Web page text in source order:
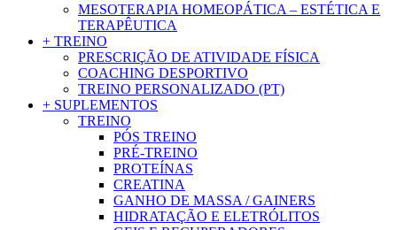
MESOTERAPIA HOMEOPÁTICA – ESTÉTICA E
TERAPÊUTICA
+ TREINO
PRESCRIÇÃO DE ATIVIDADE FÍSICA
COACHING DESPORTIVO
TREINO PERSONALIZADO (PT)
+ SUPLEMENTOS
TREINO
PÓS TREINO
PRÉ-TREINO
PROTEÍNAS
CREATINA
GANHO DE MASSA / GAINERS
HIDRATAÇÃO E ELETRÓLITOS